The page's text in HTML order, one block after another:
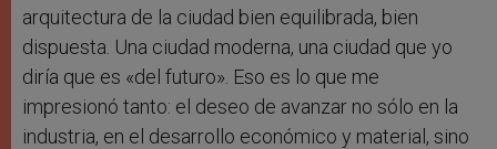
arquitectura de la ciudad bien equilibrada, bien
dispuesta. Una ciudad moderna, una ciudad que yo
diría que es «del futuro». Eso es lo que me
impresionó tanto: el deseo de avanzar no sólo en la
industria, en el desarrollo económico y material, sino